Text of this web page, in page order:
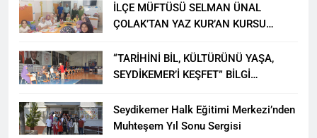
İLÇE MÜFTÜSÜ SELMAN ÜNAL
ÇOLAK’TAN YAZ KUR’AN KURSU
“TARİHİNİ BİL, KÜLTÜRÜNÜ YAŞA,
SEYDİKEMER’İ KEŞFET” BİLGİ
Seydikemer Halk Eğitimi Merkezi’nden
Muhteşem Yıl Sonu Sergisi